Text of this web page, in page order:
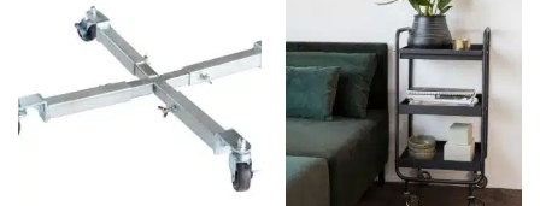
var:
399,95 kr..
var:
1.199,00 kr..899,00 kr..